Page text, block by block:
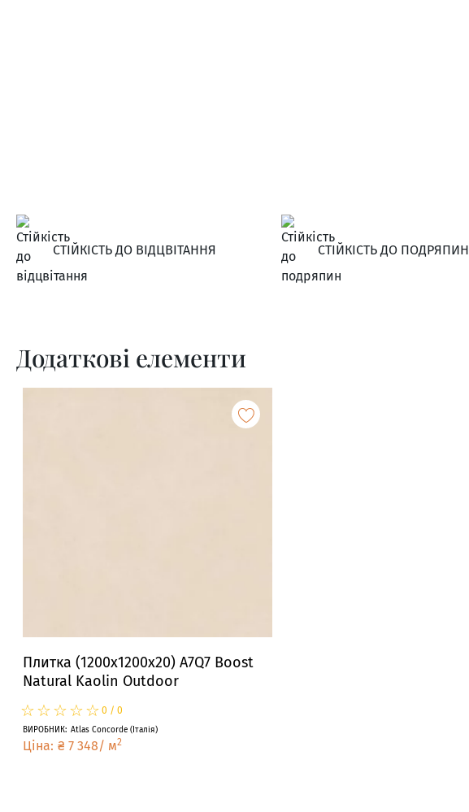
СТІЙКІСТЬ ДО ВІДЦВІТАННЯ СТІЙКІСТЬ ДО ПОДРЯПИН
Додаткові елементи
Плитка (1200x1200x20) A7Q7 Boost
Natural Kaolin Outdoor
☆
★☆
★☆
★☆
★☆
★ 0 / 0
ВИРОБНИК: Atlas Concorde ( Італія)
Ціна: ₴ 7 348/ м2